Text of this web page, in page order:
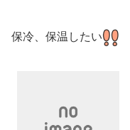
保冷、保温したい